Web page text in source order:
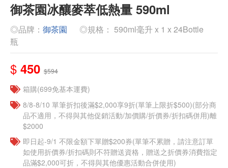
御茶園冰釀麥萃低熱量 590ml
◎品牌： 御茶園
◎規格： 590ml毫升 x 1 x 24Bottle
瓶
$ 450 $594
箱購(699免基本運費)
8/8-8/10 單筆折扣後滿$2,000享9折(單筆上限折$500)(部分商
品不適用，不得與其他促銷活動/加價購/折價券/折扣碼併用)離
$2000
即日起-9/1 不限金額下單贈$200券(單筆不累贈，請注意訂單
如使用折價券/折扣碼則不符贈送資格，贈送之折價券消費指定
品滿$2,000可折，不得與其他優惠活動合併使用)